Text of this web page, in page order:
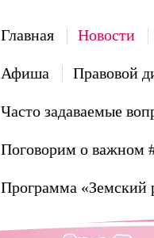
Главная Новости
Афиша Правовой
Часто задаваемые
Поговорим о важном
Программа «Земский